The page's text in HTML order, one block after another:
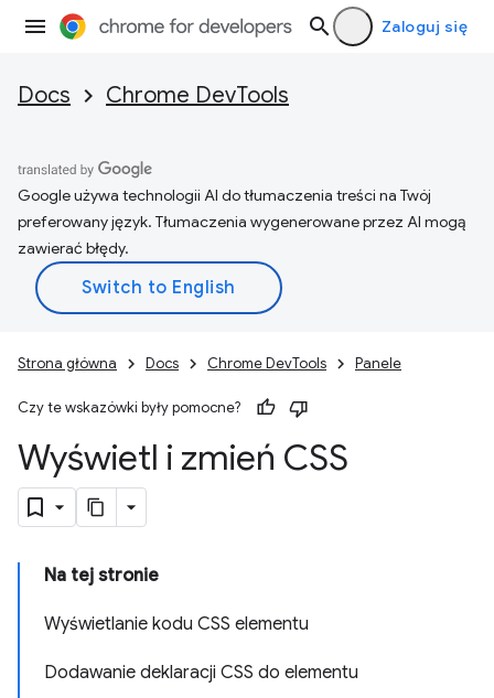
Zaloguj się
Docs Chrome DevTools
Google używa technologii AI do tłumaczenia treści na Twój
preferowany język. Tłumaczenia wygenerowane przez AI mogą
zawierać błędy.
Strona główna Docs Chrome DevTools Panele
Czy te wskazówki były pomocne?
Wyświetl i zmień CSS
Na tej stronie
Wyświetlanie kodu CSS elementu
Dodawanie deklaracji CSS do elementu